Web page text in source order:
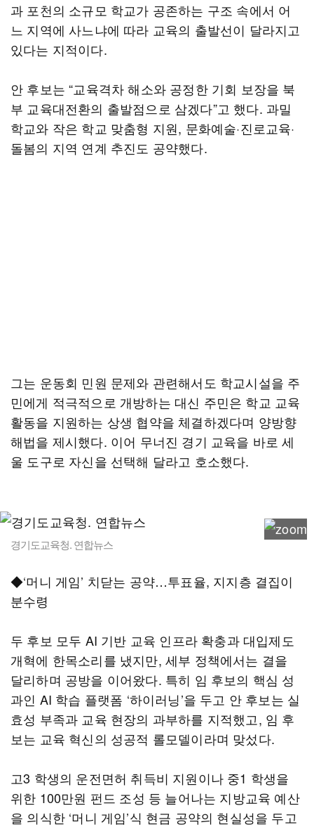
과 포천의 소규모 학교가 공존하는 구조 속에서 어
느 지역에 사느냐에 따라 교육의 출발선이 달라지고
있다는 지적이다.
안 후보는 “교육격차 해소와 공정한 기회 보장을 북
부 교육대전환의 출발점으로 삼겠다”고 했다. 과밀
학교와 작은 학교 맞춤형 지원, 문화예술·진로교육·
돌봄의 지역 연계 추진도 공약했다.
그는 운동회 민원 문제와 관련해서도 학교시설을 주
민에게 적극적으로 개방하는 대신 주민은 학교 교육
활동을 지원하는 상생 협약을 체결하겠다며 양방향
해법을 제시했다. 이어 무너진 경기 교육을 바로 세
울 도구로 자신을 선택해 달라고 호소했다.
경기도교육청. 연합뉴스
◆‘머니 게임’ 치닫는 공약…투표율, 지지층 결집이
분수령
두 후보 모두 AI 기반 교육 인프라 확충과 대입제도
개혁에 한목소리를 냈지만, 세부 정책에서는 결을
달리하며 공방을 이어왔다. 특히 임 후보의 핵심 성
과인 AI 학습 플랫폼 ‘하이러닝’을 두고 안 후보는 실
효성 부족과 교육 현장의 과부하를 지적했고, 임 후
보는 교육 혁신의 성공적 롤모델이라며 맞섰다.
고3 학생의 운전면허 취득비 지원이나 중1 학생을
위한 100만원 펀드 조성 등 늘어나는 지방교육 예산
을 의식한 ‘머니 게임’식 현금 공약의 현실성을 두고